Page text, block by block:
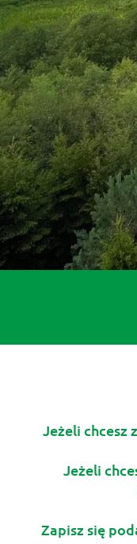
Jeżeli chcesz
Jeżeli
Zapisz się